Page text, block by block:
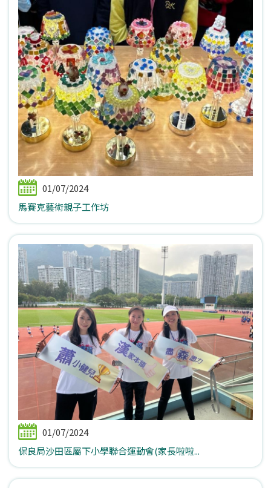
01/07/2024
馬賽克藝術親子工作坊
01/07/2024
保良局沙田區屬下小學聯合運動會(家長啦啦...